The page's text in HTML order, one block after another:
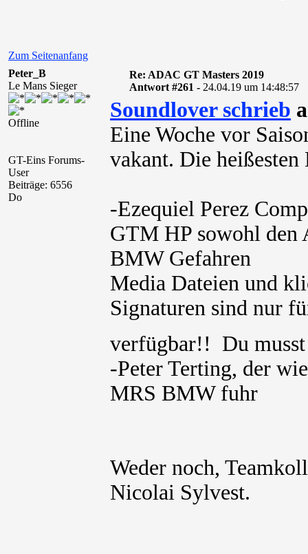
Zum Seitenanfang
Peter_B
Le Mans Sieger
Offline
GT-Eins Forums-
User
Beiträge: 6556
Do
Re: ADAC GT Masters 2019
Antwort #261 - 24.04.19 um 14:48:57
Soundlover schrieb
Eine Woche vor
vakant. Die
-Ezequiel Perez
GTM HP sowohl den
BMW Gefahren
Media Dateien und
Signaturen sind nur
verfügbar!! Du
-Peter Terting, der
MRS BMW fuhr
Weder noch,
Nicolai Sylvest.